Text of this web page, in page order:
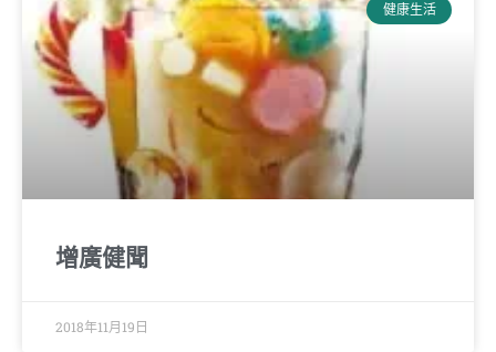
健康生活
增廣健聞
2018年11月19日